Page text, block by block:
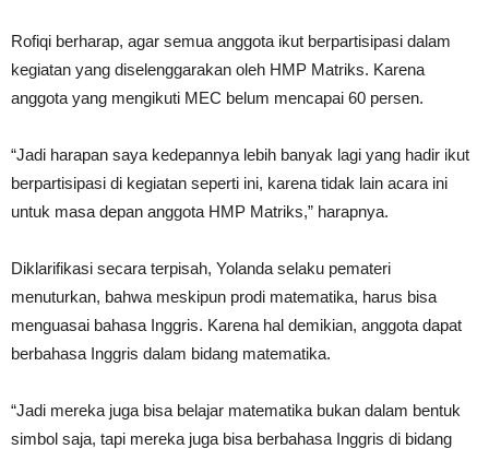
Rofiqi berharap, agar semua anggota ikut berpartisipasi dalam
kegiatan yang diselenggarakan oleh HMP Matriks. Karena
anggota yang mengikuti MEC belum mencapai 60 persen.
“Jadi harapan saya kedepannya lebih banyak lagi yang hadir ikut
berpartisipasi di kegiatan seperti ini, karena tidak lain acara ini
untuk masa depan anggota HMP Matriks,” harapnya.
Diklarifikasi secara terpisah, Yolanda selaku pemateri
menuturkan, bahwa meskipun prodi matematika, harus bisa
menguasai bahasa Inggris. Karena hal demikian, anggota dapat
berbahasa Inggris dalam bidang matematika.
“Jadi mereka juga bisa belajar matematika bukan dalam bentuk
simbol saja, tapi mereka juga bisa berbahasa Inggris di bidang